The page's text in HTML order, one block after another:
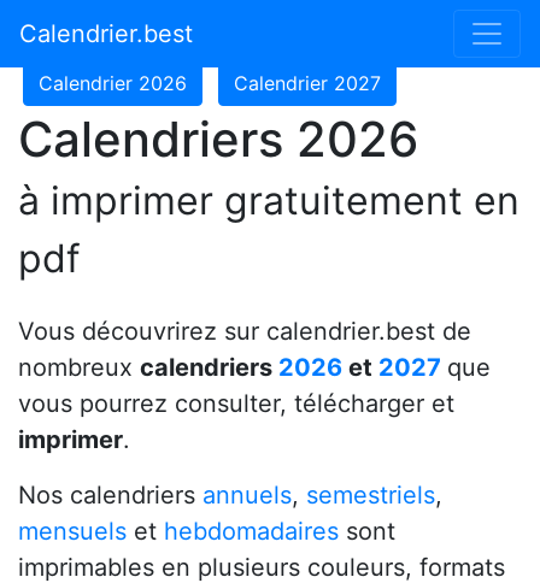
Calendrier.best
Calendrier 2024
Calendrier 2026 Calendrier 2027
Calendriers 2026
à imprimer gratuitement en
pdf
Vous découvrirez sur calendrier.best de
nombreux calendriers 2026 et 2027 que
vous pourrez consulter, télécharger et
imprimer.
Nos calendriers annuels, semestriels,
mensuels et hebdomadaires sont
imprimables en plusieurs couleurs, formats